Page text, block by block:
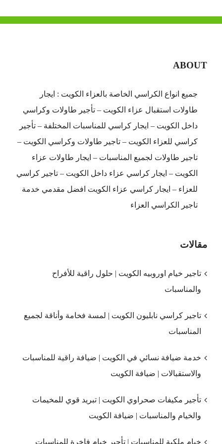
ABOUT
جميع انواع الكراسي الخاصة بالعزاء الكويت : ايجار
طاولات استقبال عزاء الكويت – تأجير طاولات وكراسي
داخل الكويت – ايجار كراسي للمناسبات المختلفة – تأجير
كراسي للعزاء الكويت – تاجير طاولات وكراسي الكويت –
تاجير طاولات لجميع المناسبات – ايجار طاولات عزاء
الكويت – ايجار كراسي عزاء داخل الكويت – تاجير كراسي
للعزاء – ايجار كراسي عزاء الكويت افضل مقدمي خدمة
تاجير الكراسي العزاء
مقالات
تاجير خيام اوروبيه الكويت | حلول راقية للأفراح
والمناسبات
تاجير كراسي نابليون الكويت | لمسة فخامة وأناقة لجميع
المناسبات
خدمة ضيافة نسائي في الكويت | ضيافة راقية للمناسبات
والاستقبالات | ضيافة الكويت
تأجير مكيفات صحراوي الكويت | تبريد قوي للمخيمات
والخيام والمناسبات | ضيافة الكويت
خيام ملكية للمناسبات | تأجير خيام فاخرة للمناسبات